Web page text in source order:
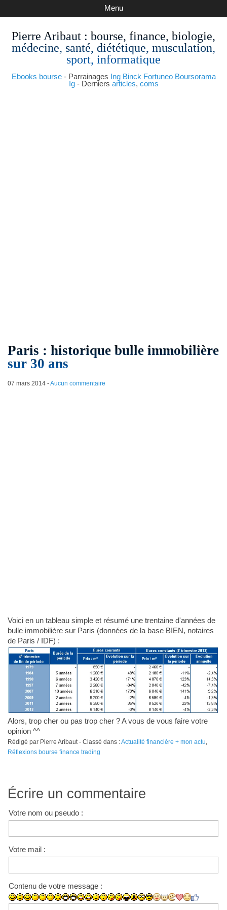
Pierre Aribaut : bourse, finance, biologie,
médecine, santé, diététique, musculation,
sport, informatique
Ebooks bourse- Parrainages Ing Binck Fortuneo Boursorama
Ig- Derniers articles, coms
Menu
Paris : historique bulle immobilière
sur 30 ans
07 mars 2014-Aucun commentaire
Voici en un tableau simple et résumé une trentaine d'années de
bulle immobilière sur Paris (données de la base BIEN, notaires
de Paris / IDF) :
Alors, trop cher ou pas trop cher ? A vous de vous faire votre
opinion ^^
Rédigé par Pierre Aribaut - Classé dans :Actualité financière + mon actu,
Réflexions bourse finance trading
Écrire un commentaire
Votre nom ou pseudo :
Votre mail :
Contenu de votre message :